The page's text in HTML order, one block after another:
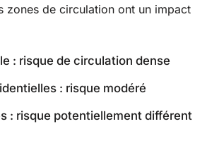
zones de circulation ont un impact
: risque de circulation dense
: risque modéré
: risque potentiellement différent